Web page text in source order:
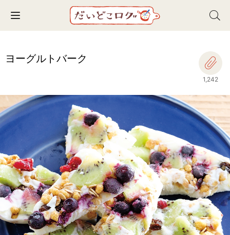
Toggle navigation
ヨーグルトバーク
1,242